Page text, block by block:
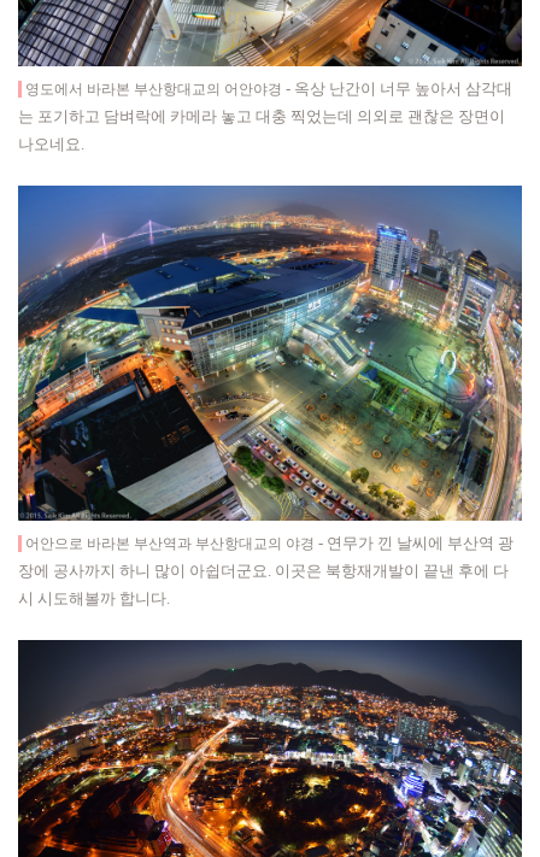
영도에서 바라본 부산항대교의 어안야경 - 옥상 난간이 너무 높아서 삼각대
는 포기하고 담벼락에 카메라 놓고 대충 찍었는데 의외로 괜찮은 장면이
나오네요.
어안으로 바라본 부산역과 부산항대교의 야경 - 연무가 낀 날씨에 부산역 광
장에 공사까지 하니 많이 아쉽더군요. 이곳은 북항재개발이 끝낸 후에 다
시 시도해볼까 합니다.